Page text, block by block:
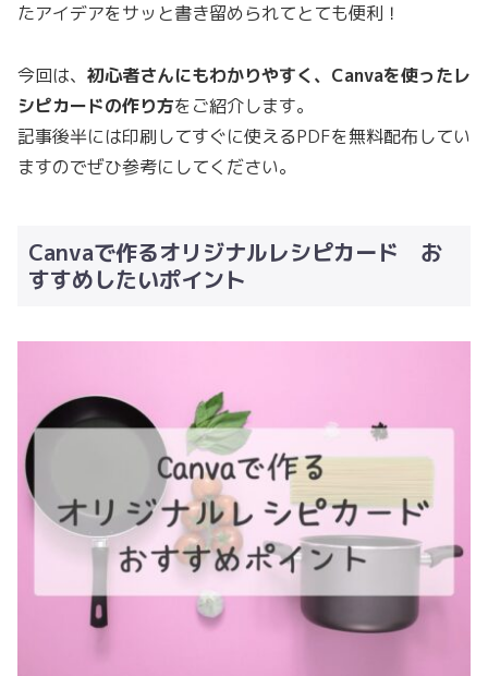
たアイデアをサッと書き留められてとても便利！
今回は、 初心者さんにもわかりやすく、Canvaを使ったレ
シピカードの作り方をご紹介します。
記事後半には印刷してすぐに使えるPDFを無料配布してい
ますのでぜひ参考にしてください。
Canvaで作るオリジナルレシピカード お
すすめしたいポイント